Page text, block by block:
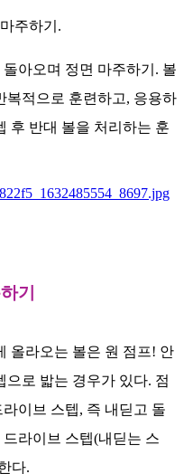
주하기.
아오며 정면 마주하기. 볼
복적으로 훈련하고, 응용하
후 반대 볼을 처리하는 훈
기
올라오는 볼은 원 점프! 안
으로 밟는 경우가 있다. 점
이브 스텝, 즉 내딛고 돌
라이브 스텝(내딛는 스
다.